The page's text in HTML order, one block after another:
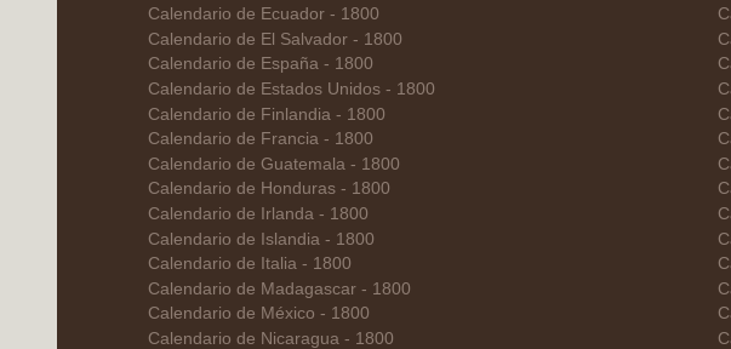
Calendario de Ecuador - 1800
Calendario de El Salvador - 1800
Calendario de España - 1800
Calendario de Estados Unidos - 1800
Calendario de Finlandia - 1800
Calendario de Francia - 1800
Calendario de Guatemala - 1800
Calendario de Honduras - 1800
Calendario de Irlanda - 1800
Calendario de Islandia - 1800
Calendario de Italia - 1800
Calendario de Madagascar - 1800
Calendario de México - 1800
Calendario de Nicaragua - 1800